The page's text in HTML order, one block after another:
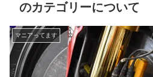
のカテゴリーについて
マニアってます